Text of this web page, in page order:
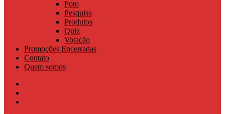
Foto
Pesquisa
Produtos
Quiz
Votação
Promoções Encerradas
Contato
Quem somos